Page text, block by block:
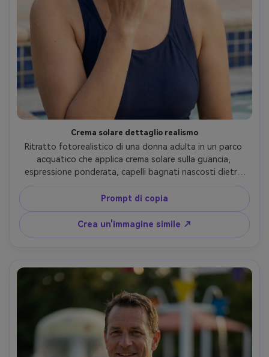
Crema solare dettaglio realismo
Ritratto fotorealistico di una donna adulta in un parco
acquatico che applica crema solare sulla guancia,
espressione ponderata, capelli bagnati nascosti dietro
l'orecchio, striscia di crema solare di zinco bianco
sottilmente visibile, costume da bagno sportivo in un
pezzo, bordo della piscina e ombrelloni sfocati dietro,
luce diurna brillante con riempimento morbido del
riflettore, Canon EOS R3, 85mm f/2, ritratto stretto,
risoluzione- -ar 4:5
Prompt di copia
Crea un'immagine simile ↗